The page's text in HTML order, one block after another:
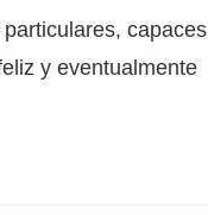
capaces
y eventualmente